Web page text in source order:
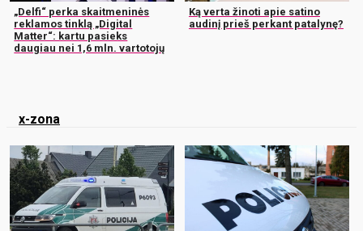
„Delfi“ perka skaitmeninės
reklamos tinklą „Digital
Matter“: kartu pasieks
daugiau nei 1,6 mln. vartotojų
Ką verta žinoti apie satino
audinį prieš perkant patalynę?
x-zona